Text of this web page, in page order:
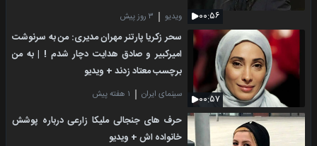
۰۰:۵۶ ویدیو ۳ روز پیش
۰۰:۵۷
سحر زکریا پارتنر مهران مدیری: من به سرنوشت
امیرکبیر و صادق هدایت دچار شدم ! | به من
برچسب معتاد زدند + ویدیو
سینمای ایران ۱ هفته پیش
حرف های جنجالی ملیکا زارعی درباره پوشش
خانواده اش + ویدیو